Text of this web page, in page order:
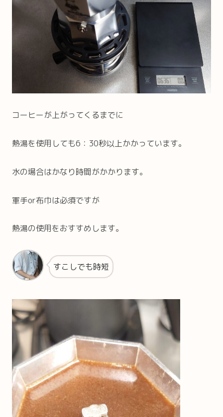
コーヒーが上がってくるまでに
熱湯を使用しても6：30秒以上かかっています。
水の場合はかなり時間がかかります。
軍手or布巾は必須ですが
熱湯の使用をおすすめします。
すこしでも時短